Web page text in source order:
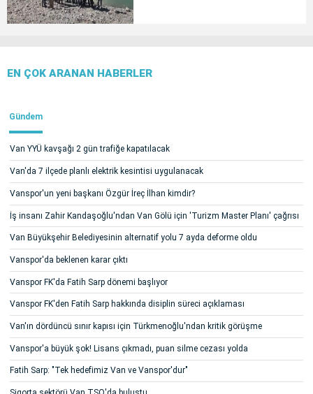
EN ÇOK ARANAN HABERLER
Gündem
Van YYÜ kavşağı 2 gün trafiğe kapatılacak
Van'da 7 ilçede planlı elektrik kesintisi uygulanacak
Vanspor'un yeni başkanı Özgür İreç İlhan kimdir?
İş insanı Zahir Kandaşoğlu'ndan Van Gölü için 'Turizm Master Planı' çağrısı
Van Büyükşehir Belediyesinin alternatif yolu 7 ayda deforme oldu
Vanspor'da beklenen karar çıktı
Vanspor FK'da Fatih Sarp dönemi başlıyor
Vanspor FK'den Fatih Sarp hakkında disiplin süreci açıklaması
Van'ın dördüncü sınır kapısı için Türkmenoğlu'ndan kritik görüşme
Vanspor'a büyük şok! Lisans çıkmadı, puan silme cezası yolda
Fatih Sarp: "Tek hedefimiz Van ve Vanspor'dur"